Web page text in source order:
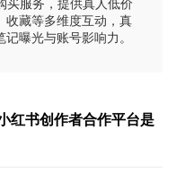
收藏等多维度互动，真
曝光与账号影响力。
红书创作者合作平台是